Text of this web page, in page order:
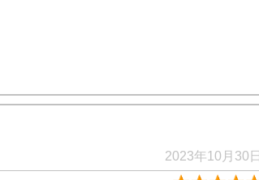
2023年10月30日